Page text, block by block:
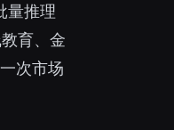
量推理
育、金
次市场